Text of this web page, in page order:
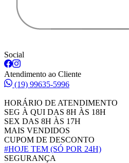
Social
Atendimento ao Cliente
(19) 99635-5996
HORÁRIO DE ATENDIMENTO
SEG À QUI DAS 8H ÀS 18H
SEX DAS 8H ÀS 17H
MAIS VENDIDOS
CUPOM DE DESCONTO
#HOJE TEM (SÓ POR 24H)
SEGURANÇA